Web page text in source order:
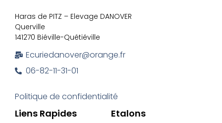
Etalons
Liens Rapides
Haras de PITZ – Elevage DANOVER
Querville
141270 Biéville-Quétiéville
Ecuriedanover@orange.fr
06-82-11-31-01
Politique de confidentialité